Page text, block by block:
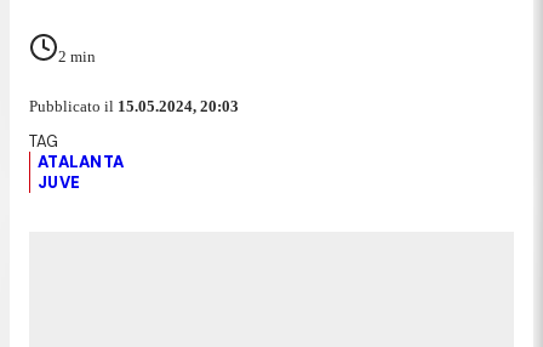
2 min
Pubblicato il 15.05.2024, 20:03
ATALANTA
JUVE